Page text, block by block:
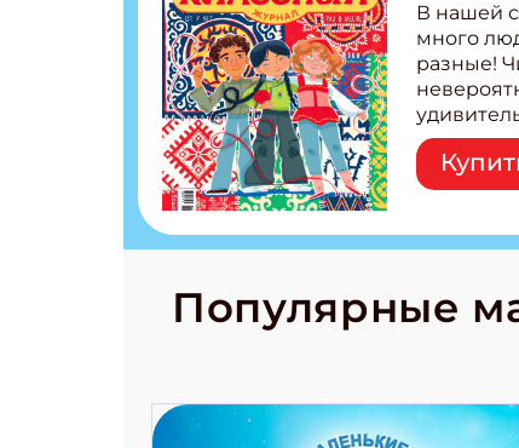
В нашей
много
разные!
народов
Легенды
бурятов
Популярные